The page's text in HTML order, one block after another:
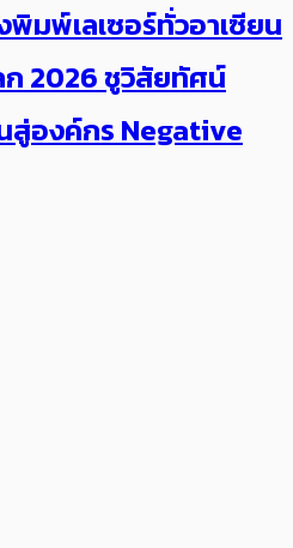
พิมพ์เลเซอร์ทั่วอาเซียน
2026 ชูวิสัยทัศน์
สู่องค์กร Negative